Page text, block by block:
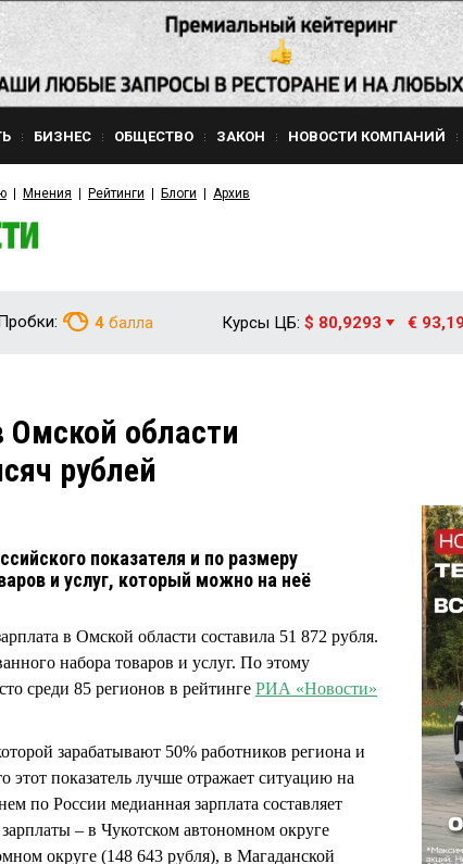
БИЗНЕС ОБЩЕСТВО ЗАКОН НОВОСТИ КОМПАНИЙ
Мнения Рейтинги Блоги Архив
4 балла Курсы ЦБ: $ 80,9293 €
области
рублей
показателя и по размеру
и услуг, который можно на неё
в Омской области составила 51 872 рубля.
набора товаров и услуг. По этому
среди 85 регионов в рейтинге РИА «Новости»
зарабатывают 50% работников региона и
этот показатель лучше отражает ситуацию на
по России медианная зарплата составляет
– в Чукотском автономном округе
округе (148 643 рубля), в Магаданской